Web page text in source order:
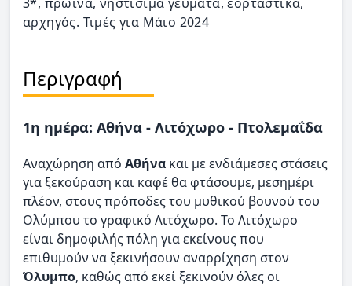
αρχηγός. Τιμές για Μάιο 2024
Περιγραφή
1η ημέρα: Αθήνα - Λιτόχωρο - Πτολεμαΐδα
Αναχώρηση από Αθήνα και με ενδιάμεσες στάσεις
για ξεκούραση και καφέ θα φτάσουμε, μεσημέρι
πλέον, στους πρόποδες του μυθικού βουνού του
Ολύμπου το γραφικό Λιτόχωρο. Το Λιτόχωρο
είναι δημοφιλής πόλη για εκείνους που
επιθυμούν να ξεκινήσουν αναρρίχηση στον
Όλυμπο, καθώς από εκεί ξεκινούν όλες οι